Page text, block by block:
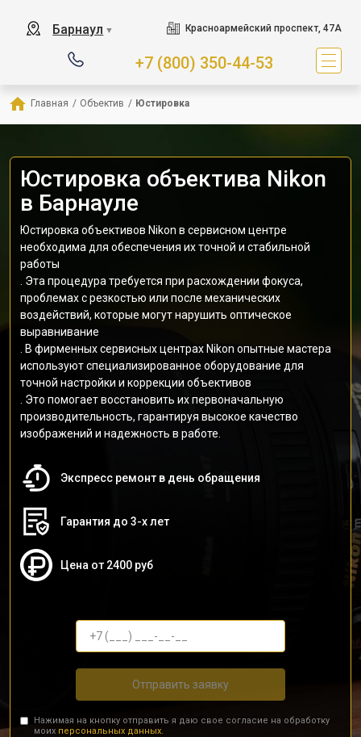
Барнаул ▼ Красноармейский проспект, 47А
+7 (800) 350-44-53
Главная / Объектив / Юстировка
Юстировка объектива Nikon
в Барнауле
Юстировка объективов Nikon в сервисном центре
необходима для обеспечения их точной и стабильной
работы
. Эта процедура требуется при расхождении фокуса,
проблемах с резкостью или после механических
воздействий, которые могут нарушить оптическое
выравнивание
. В фирменных сервисных центрах Nikon опытные мастера
используют специализированное оборудование для
точной настройки и коррекции объективов
. Это помогает восстановить их первоначальную
производительность, гарантируя высокое качество
изображений и надежность в работе.
Экспресс ремонт в день обращения
Гарантия до 3-х лет
Цена от 2400 руб
Отправить заявку
Нажимая на кнопку отправить я даю свое согласие на обработку
моих персональных данных.